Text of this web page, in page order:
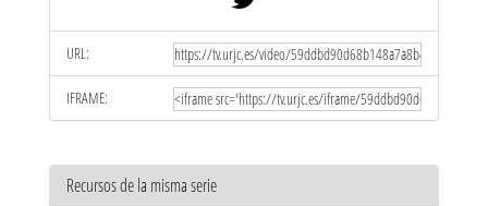
URL:
IFRAME:
Recursos de la misma serie